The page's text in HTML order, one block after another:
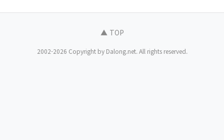
▲ TOP
2002-2026 Copyright by Dalong.net. All rights reserved.